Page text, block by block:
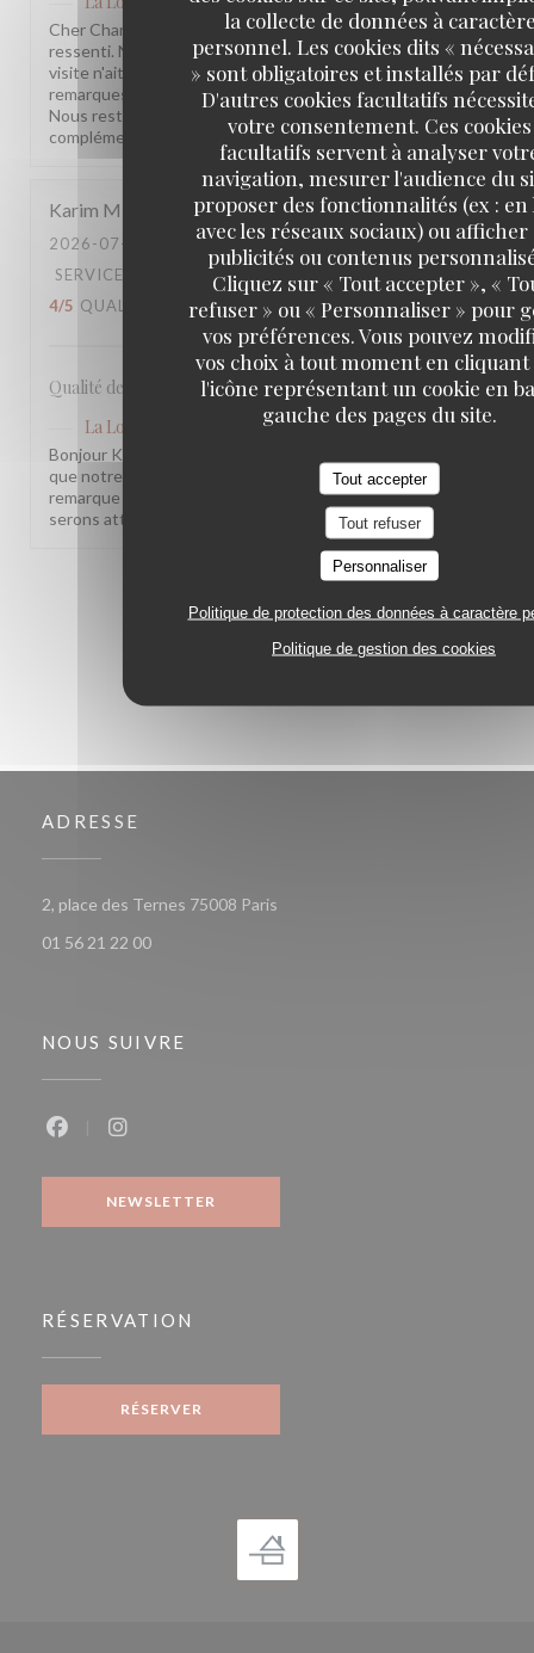
la collecte de données à
personnel. Les cookies dits «
» sont obligatoires et installés par
D'autres cookies facultatifs
votre consentement. Ces cookies
facultatifs servent à analyser
navigation, mesurer l'audience du
proposer des fonctionnalités (ex : en
avec les réseaux sociaux) ou afficher
publicités ou contenus
Cliquez sur « Tout accepter », «
refuser » ou « Personnaliser » pour
vos préférences. Vous pouvez
vos choix à tout moment en
l'icône représentant un cookie en
gauche des pages du site.
Tout accepter
Tout refuser
Personnaliser
Politique de protection des données à caractère
Politique de gestion des cookies
Cher Charles, Merci d'avoir pris le temps de partager votre
ressenti. Nous sommes sincèrement désolés que votre
visite n'ait pas été à la hauteur de vos attentes. Vos
remarques sont précieuses et nous les prenons à cœur.
Nous restons à votre disposition pour tout échange
complémentaire. L'équipe de la Brasserie La Lorraine
Karim M
2026-07-17
- 20:30 - COUVERTS 2
SERVICE
AMBIANCE CUISINE
:
4/5 QUALITÉ / PRIX: 3/5
Qualité des plats, cadre et amabilité de l’équipe
La Lorraine
a répondu à cet avis
Bonjour Karim, Merci pour ce retour ! Nous sommes ravis
que notre équipe et l'ambiance vous aient plu. Votre
remarque sur le rapport qualité-prix est notée, nous y
serons attentifs. À très bientôt !
ADRESSE
2, place des Ternes 75008 Paris
01 56 21 22 00
NOUS SUIVRE
NEWSLETTER
RÉSERVATION
RÉSERVER